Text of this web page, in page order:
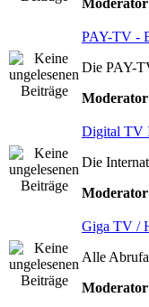
PAY-TV -
Die PAY-
Digital TV
Die
Giga TV /
Alle